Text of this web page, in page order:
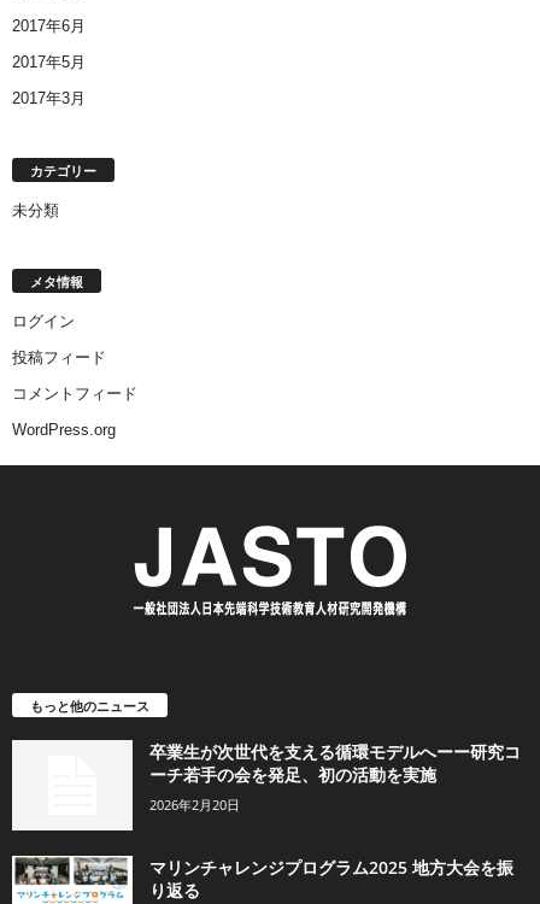
2017年6月
2017年5月
2017年3月
カテゴリー
未分類
メタ情報
ログイン
投稿フィード
コメントフィード
WordPress.org
もっと他のニュース
卒業生が次世代を支える循環モデルへーー研究コ
ーチ若手の会を発足、初の活動を実施
2026年2月20日
マリンチャレンジプログラム2025 地方大会を振
り返る